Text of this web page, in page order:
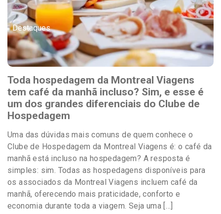
Destaques
Toda hospedagem da Montreal Viagens
tem café da manhã incluso? Sim, e esse é
um dos grandes diferenciais do Clube de
Hospedagem
Uma das dúvidas mais comuns de quem conhece o
Clube de Hospedagem da Montreal Viagens é: o café da
manhã está incluso na hospedagem? A resposta é
simples: sim. Todas as hospedagens disponíveis para
os associados da Montreal Viagens incluem café da
manhã, oferecendo mais praticidade, conforto e
economia durante toda a viagem. Seja uma […]